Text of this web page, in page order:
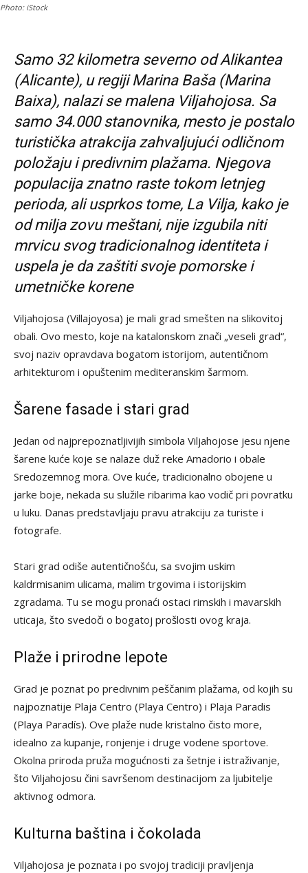
Photo: iStock
Samo 32 kilometra severno od Alikantea
(Alicante), u regiji Marina Baša (Marina
Baixa), nalazi se malena Viljahojosa. Sa
samo 34.000 stanovnika, mesto je postalo
turistička atrakcija zahvaljujući odličnom
položaju i predivnim plažama. Njegova
populacija znatno raste tokom letnjeg
perioda, ali usprkos tome, La Vilja, kako je
od milja zovu meštani, nije izgubila niti
mrvicu svog tradicionalnog identiteta i
uspela je da zaštiti svoje pomorske i
umetničke korene
Viljahojosa (Villajoyosa) je mali grad smešten na slikovitoj
obali. Ovo mesto, koje na katalonskom znači „veseli grad“,
svoj naziv opravdava bogatom istorijom, autentičnom
arhitekturom i opuštenim mediteranskim šarmom.
Šarene fasade i stari grad
Jedan od najprepoznatljivijih simbola Viljahojose jesu njene
šarene kuće koje se nalaze duž reke Amadorio i obale
Sredozemnog mora. Ove kuće, tradicionalno obojene u
jarke boje, nekada su služile ribarima kao vodič pri povratku
u luku. Danas predstavljaju pravu atrakciju za turiste i
fotografe.
Stari grad odiše autentičnošću, sa svojim uskim
kaldrmisanim ulicama, malim trgovima i istorijskim
zgradama. Tu se mogu pronaći ostaci rimskih i mavarskih
uticaja, što svedoči o bogatoj prošlosti ovog kraja.
Plaže i prirodne lepote
Grad je poznat po predivnim peščanim plažama, od kojih su
najpoznatije Plaja Centro (Playa Centro) i Plaja Paradis
(Playa Paradís). Ove plaže nude kristalno čisto more,
idealno za kupanje, ronjenje i druge vodene sportove.
Okolna priroda pruža mogućnosti za šetnje i istraživanje,
što Viljahojosu čini savršenom destinacijom za ljubitelje
aktivnog odmora.
Kulturna baština i čokolada
Viljahojosa je poznata i po svojoj tradiciji pravljenja